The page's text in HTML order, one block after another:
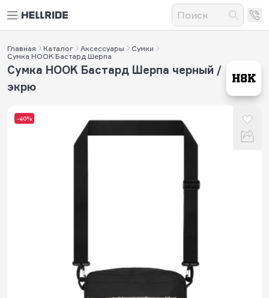
Главная Каталог Аксессуары
Сумки
Сумка HOOK Бастард Шерпа
-40%
Сумка HOOK Бастард Шерпа черный /
экрю